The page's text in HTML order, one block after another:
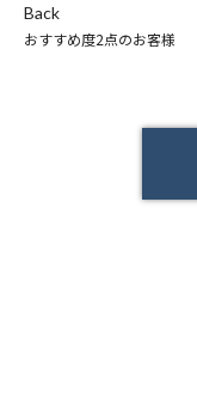
Back
おすすめ度2点のお客様